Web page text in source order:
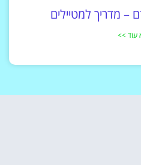
– מדריך למטיילים
עוד >>